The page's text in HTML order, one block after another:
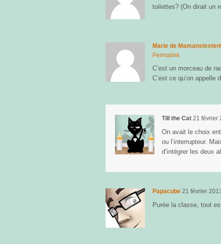
toilettes? (On dirait un
Marie de
Permalink
C’est un morceau de
C’est ce qu’on
Till the Cat 21 février
On avait le choix
ou l’interrupteur.
d’intégrer les deux
Papacube 21 février
Purée la classe, tout